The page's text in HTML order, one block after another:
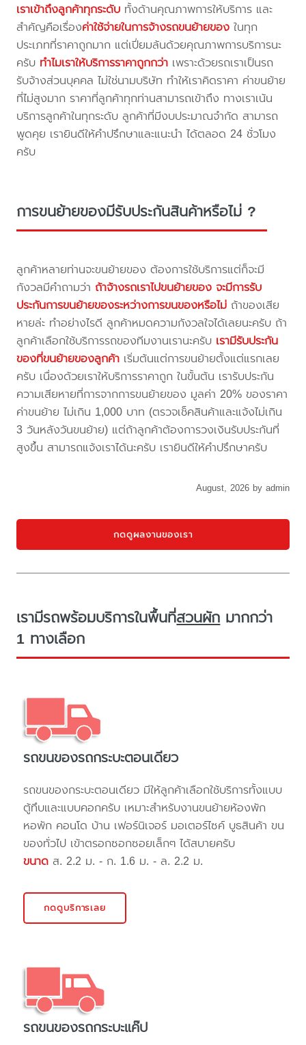
เราเข้าถึงลูกค้าทุกระดับ ทั้งด้านคุณภาพการให้บริการ และ
สำคัญคือเรื่องค่าใช้จ่ายในการจ้างรถขนย้ายของ ในทุก
ประเภทที่ราคาถูกมาก แต่เปี่ยมล้นด้วยคุณภาพการบริการนะ
ครับ ทำไมเราให้บริการราคาถูกกว่า เพราะด้วยรถเราเป็นรถ
รับจ้างส่วนบุคคล ไม่ใช่นามบริษัท ทำให้เราคิดราคา ค่าขนย้าย
ที่ไม่สูงมาก ราคาที่ลูกค้าทุกท่านสามารถเข้าถึง ทางเราเน้น
บริการลูกค้าในทุกระดับ ลูกค้าที่มีงบประมาณจำกัด สามารถ
พูดคุย เรายินดีให้คำปรึกษาและแนะนำ ได้ตลอด 24 ชั่วโมง
ครับ
การขนย้ายของมีรับประกันสินค้าหรือไม่ ?
ลูกค้าหลายท่านจะขนย้ายของ ต้องการใช้บริการแต่ก็จะมี
กังวลมีคำถามว่า ถ้าจ้างรถเราไปขนย้ายของ จะมีการรับ
ประกันการขนย้ายของระหว่างการขนของหรือไม่ ถ้าของเสีย
หายล่ะ ทำอย่างไรดี ลูกค้าหมดความกังวลใจได้เลยนะครับ ถ้า
ลูกค้าเลือกใช้บริการรถของทีมงานเรานะครับ เรามีรับประกัน
ของที่ขนย้ายของลูกค้า เริ่มต้นแต่การขนย้ายตั้งแต่แรกเลย
ครับ เนื่องด้วยเราให้บริการราคาถูก ในขั้นต้น เรารับประกัน
ความเสียหายที่การจากการขนย้ายของ มูลค่า 20% ของราคา
ค่าขนย้าย ไม่เกิน 1,000 บาท (ตรวจเช็คสินค้าและแจ้งไม่เกิน
3 วันหลังวันขนย้าย) แต่ถ้าลูกค้าต้องการวงเงินรับประกันที่
สูงขึ้น สามารถแจ้งเราได้นะครับ เรายินดีให้คำปรึกษาครับ
August, 2026 by admin
กดดูผลงานของเรา
เรามีรถพร้อมบริการในพื้นที่สวนผัก มากกว่า
1 ทางเลือก
รถขนของรถกระบะตอนเดียว
รถขนของกระบะตอนเดียว มีให้ลูกค้าเลือกใช้บริการทั้งแบบ
ตู้ทึบและแบบคอกครับ เหมาะสำหรับงานขนย้ายห้องพัก
หอพัก คอนโด บ้าน เฟอร์นิเจอร์ มอเตอร์ไซค์ บูธสินค้า ขน
ของทั่วไป เข้าตรอกซอกซอยเล็กๆ ได้สบายครับ
ขนาด ส. 2.2 ม. - ก. 1.6 ม. - ล. 2.2 ม.
กดดูบริการเลย
รถขนของรถกระบะแค๊ป